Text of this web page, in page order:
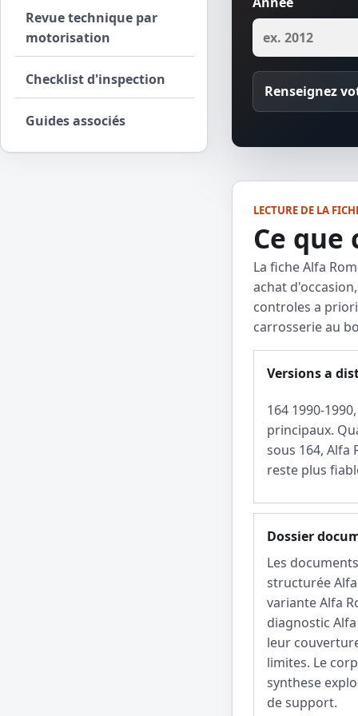
Revue technique par
motorisation
Checklist d'inspection
Guides associés
Renseignez
LECTURE DE LA
Ce
La fiche Alfa
achat
controles a
carrosserie au
Versions a
164 1990-
principaux.
sous 164, Alfa
reste plus
Dossier
Les
structurée
variante Alfa
diagnostic
leur
limites. Le
synthese
de support.